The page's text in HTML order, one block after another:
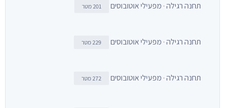
תחנה רגילה · מפעילי אוטובוסים 201 מטר
תחנה רגילה · מפעילי אוטובוסים 229 מטר
תחנה רגילה · מפעילי אוטובוסים 272 מטר